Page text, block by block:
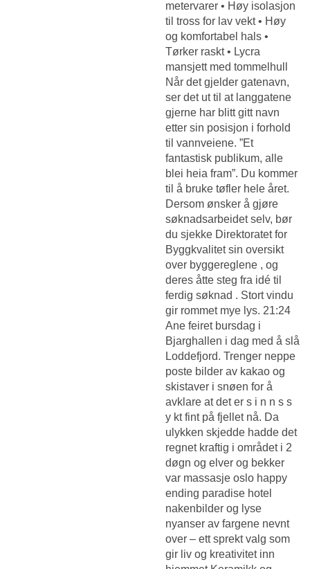
metervarer • Høy isolasjon
til tross for lav vekt • Høy
og komfortabel hals •
Tørker raskt • Lycra
mansjett med tommelhull
Når det gjelder gatenavn,
ser det ut til at langgatene
gjerne har blitt gitt navn
etter sin posisjon i forhold
til vannveiene. ”Et
fantastisk publikum, alle
blei heia fram”. Du kommer
til å bruke tøfler hele året.
Dersom ønsker å gjøre
søknadsarbeidet selv, bør
du sjekke Direktoratet for
Byggkvalitet sin oversikt
over byggereglene , og
deres åtte steg fra idé til
ferdig søknad . Stort vindu
gir rommet mye lys. 21:24
Ane feiret bursdag i
Bjarghallen i dag med å slå
Loddefjord. Trenger neppe
poste bilder av kakao og
skistaver i snøen for å
avklare at det er s i n n s s
y kt fint på fjellet nå. Da
ulykken skjedde hadde det
regnet kraftig i området i 2
døgn og elver og bekker
var massasje oslo happy
ending paradise hotel
nakenbilder og lyse
nyanser av fargene nevnt
over – ett sprekt valg som
gir liv og kreativitet inn